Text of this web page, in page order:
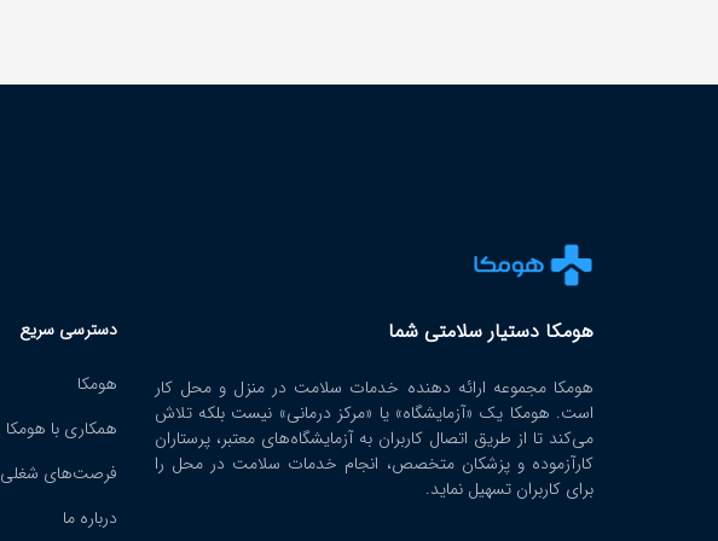
هومکا دستیار سلامتی شما
هومکا مجموعه ارائه‌ دهنده خدمات سلامت در منزل و محل کار
است. هومکا یک «آزمایشگاه» یا «مرکز درمانی» نیست بلکه تلاش
می‌کند تا از طریق اتصال کاربران به آزمایشگاه‌های معتبر، پرستاران
کارآزموده و پزشکان متخصص، انجام خدمات سلامت در محل را
برای کاربران تسهیل نماید.
دسترسی سریع
هومکا
همکاری با هومکا
فرصت‌های شغلی
درباره ما